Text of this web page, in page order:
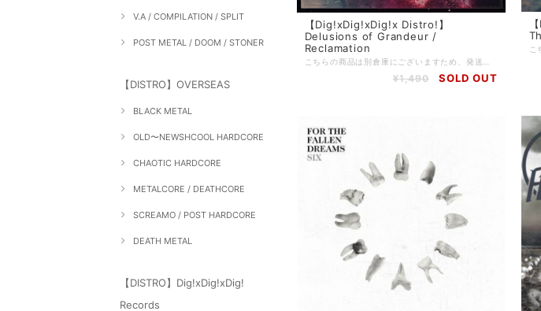
V.A / COMPILATION / SPLIT
POST METAL / DOOM / STONER
【DISTRO】OVERSEAS
BLACK METAL
OLD〜NEWSHCOOL HARDCORE
CHAOTIC HARDCORE
METALCORE / DEATHCORE
SCREAMO / POST HARDCORE
DEATH METAL
【DISTRO】Dig!xDig!xDig!
Records
【Dig!xDig!xDig!x Distro!】
Delusions of Grandeur /
Reclamation
¥1,490 SOLD OUT